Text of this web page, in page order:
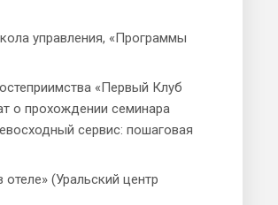
управления, «Программы
«Первый Клуб
о прохождении семинара
сервис: пошаговая
(Уральский центр